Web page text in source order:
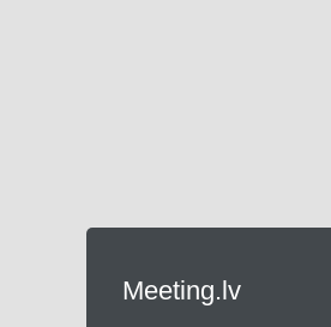
Meeting.lv